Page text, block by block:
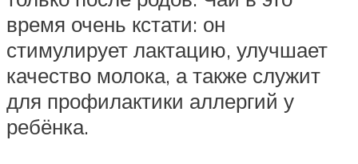
время очень кстати: он
стимулирует лактацию, улучшает
качество молока, а также служит
для профилактики аллергий у
ребёнка.